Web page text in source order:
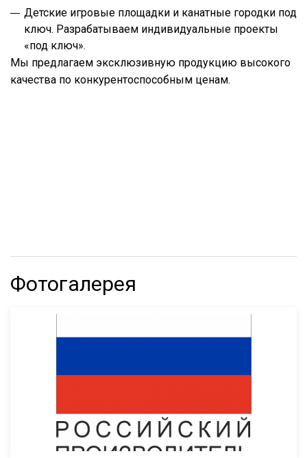
Детские игровые площадки и канатные городки под
ключ. Разрабатываем индивидуальные проекты
«под ключ».
Мы предлагаем эксклюзивную продукцию высокого
качества по конкурентоспособным ценам.
Фотогалерея